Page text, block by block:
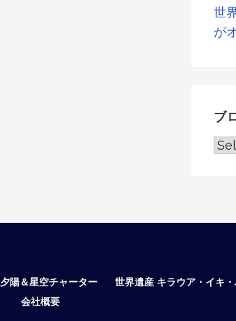
世
が
ブ
ブ
ー
表
夕陽＆星空チャーター 世界遺産 キラウア・イキ
会社概要